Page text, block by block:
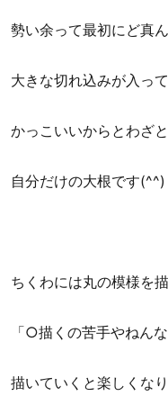
勢い余って最初にど真
大きな切れ込みが入っ
かっこいいからとわざ
自分だけの大根です(^^)
ちくわには丸の模様を
「○描くの苦手やねん
描いていくと楽しくな